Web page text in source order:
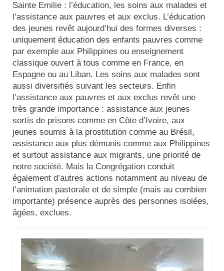
La Congrégation
La Maison-Mère
Actualités
Tutelle
Sainte Emilie : l’éducation, les soins aux malades et
l’assistance aux pauvres et aux exclus. L’éducation
des jeunes revêt aujourd’hui des formes diverses :
uniquement éducation des enfants pauvres comme
par exemple aux Philippines ou enseignement
classique ouvert à tous comme en France, en
Espagne ou au Liban. Les soins aux malades sont
aussi diversifiés suivant les secteurs. Enfin
l’assistance aux pauvres et aux exclus revêt une
très grande importance : assistance aux jeunes
sortis de prisons comme en Côte d’Ivoire, aux
jeunes soumis à la prostitution comme au Brésil,
assistance aux plus démunis comme aux Philippines
et surtout assistance aux migrants, une priorité de
notre société. Mais la Congrégation conduit
également d’autres actions notamment au niveau de
l’animation pastorale et de simple (mais au combien
importante) présence auprès des personnes isolées,
âgées, exclues.